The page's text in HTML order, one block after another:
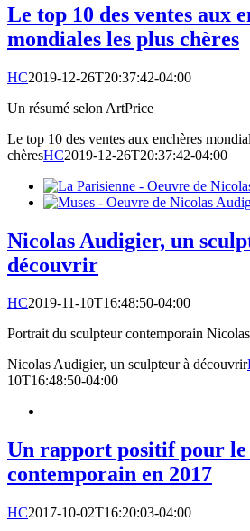
Le top 10 des ventes aux
mondiales les plus chères
HC2019-12-26T20:37:42-04:00
Un résumé selon ArtPrice
Le top 10 des ventes aux enchères
chèresHC2019-12-26T20:37:42-04:00
Nicolas Audigier, un
découvrir
HC2019-11-10T16:48:50-04:00
Portrait du sculpteur contemporain
Nicolas Audigier, un sculpteur à découvrir
10T16:48:50-04:00
Un rapport positif pour le
contemporain en 2017
HC2017-10-02T16:20:03-04:00